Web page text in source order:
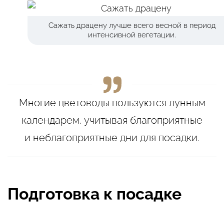
Сажать драцену лучше всего весной в период
интенсивной вегетации.
Многие цветоводы пользуются лунным
календарем, учитывая благоприятные
и неблагоприятные дни для посадки.
Подготовка к посадке